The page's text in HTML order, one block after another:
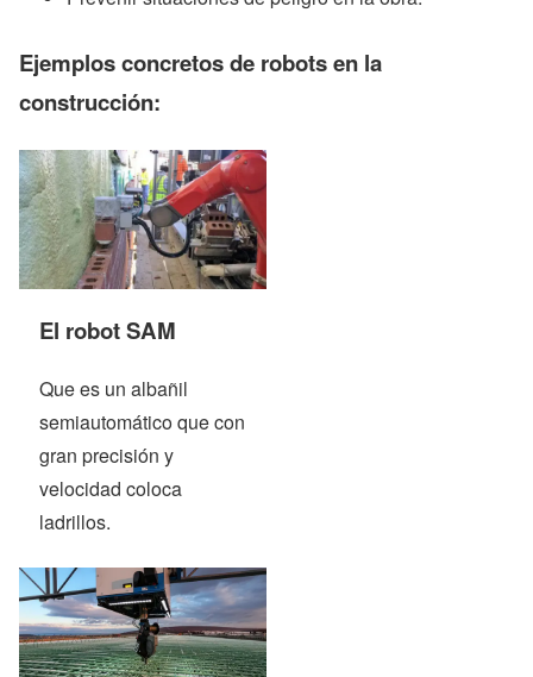
Ejemplos concretosde robots en la
construcción:
El robot SAM
Que es un albañil
semiautomático que con
gran precisión y
velocidad coloca
ladrillos.